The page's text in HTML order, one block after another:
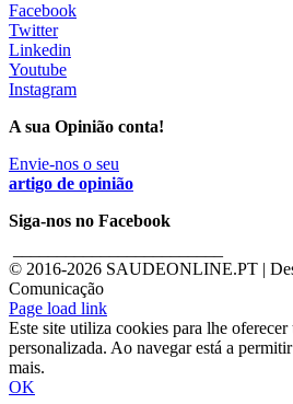
Facebook
Twitter
Linkedin
Youtube
Instagram
A sua Opinião conta!
Envie-nos o seu
artigo de opinião
Siga-nos no Facebook
© 2016-2026 SAUDEONLINE.PT |
Comunicação
Page load link
Este site utiliza cookies para lhe
personalizada. Ao navegar está a permitir
mais.
OK